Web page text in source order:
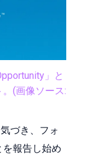
」と
(画像ソース:
づき、フォ
報告し始め